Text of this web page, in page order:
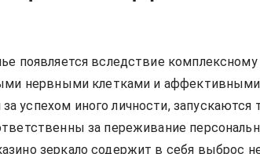
появляется вследствие
нервными клетками и аффективными
успехом иного личности, запускаются
за переживание
зеркало содержит в себя выброс